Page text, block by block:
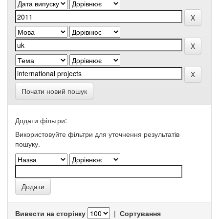
Почати новий пошук
Додати фільтри:
Використовуйте фільтри для уточнення результатів
пошуку.
Вивести на сторінку | Сортування